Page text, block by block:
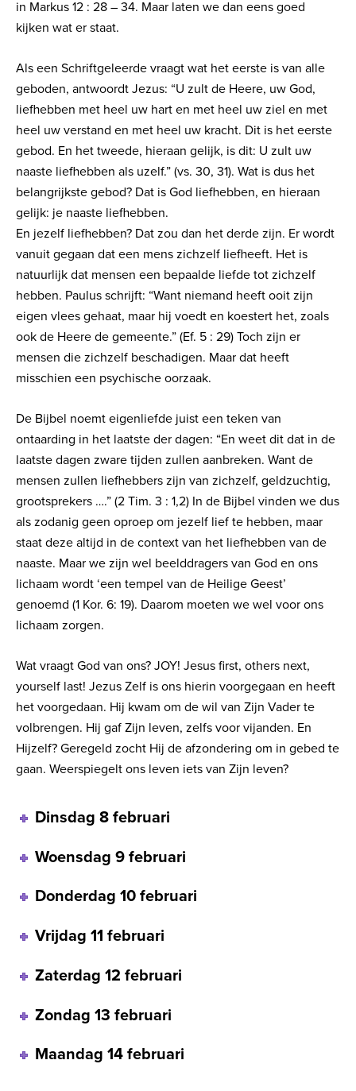
in Markus 12 : 28 – 34. Maar laten we dan eens goed
kijken wat er staat.
Als een Schriftgeleerde vraagt wat het eerste is van alle
geboden, antwoordt Jezus: “U zult de Heere, uw God,
liefhebben met heel uw hart en met heel uw ziel en met
heel uw verstand en met heel uw kracht. Dit is het eerste
gebod. En het tweede, hieraan gelijk, is dit: U zult uw
naaste liefhebben als uzelf.” (vs. 30, 31). Wat is dus het
belangrijkste gebod? Dat is God liefhebben, en hieraan
gelijk: je naaste liefhebben.
En jezelf liefhebben? Dat zou dan het derde zijn. Er wordt
vanuit gegaan dat een mens zichzelf liefheeft. Het is
natuurlijk dat mensen een bepaalde liefde tot zichzelf
hebben. Paulus schrijft: “Want niemand heeft ooit zijn
eigen vlees gehaat, maar hij voedt en koestert het, zoals
ook de Heere de gemeente.” (Ef. 5 : 29) Toch zijn er
mensen die zichzelf beschadigen. Maar dat heeft
misschien een psychische oorzaak.
De Bijbel noemt eigenliefde juist een teken van
ontaarding in het laatste der dagen: “En weet dit dat in de
laatste dagen zware tijden zullen aanbreken. Want de
mensen zullen liefhebbers zijn van zichzelf, geldzuchtig,
grootsprekers ….” (2 Tim. 3 : 1,2) In de Bijbel vinden we dus
als zodanig geen oproep om jezelf lief te hebben, maar
staat deze altijd in de context van het liefhebben van de
naaste. Maar we zijn wel beelddragers van God en ons
lichaam wordt ‘een tempel van de Heilige Geest’
genoemd (1 Kor. 6: 19). Daarom moeten we wel voor ons
lichaam zorgen.
Wat vraagt God van ons? JOY! Jesus first, others next,
yourself last! Jezus Zelf is ons hierin voorgegaan en heeft
het voorgedaan. Hij kwam om de wil van Zijn Vader te
volbrengen. Hij gaf Zijn leven, zelfs voor vijanden. En
Hijzelf? Geregeld zocht Hij de afzondering om in gebed te
gaan. Weerspiegelt ons leven iets van Zijn leven?
Dinsdag 8 februari
Woensdag 9 februari
Donderdag 10 februari
Vrijdag 11 februari
Zaterdag 12 februari
Zondag 13 februari
Maandag 14 februari